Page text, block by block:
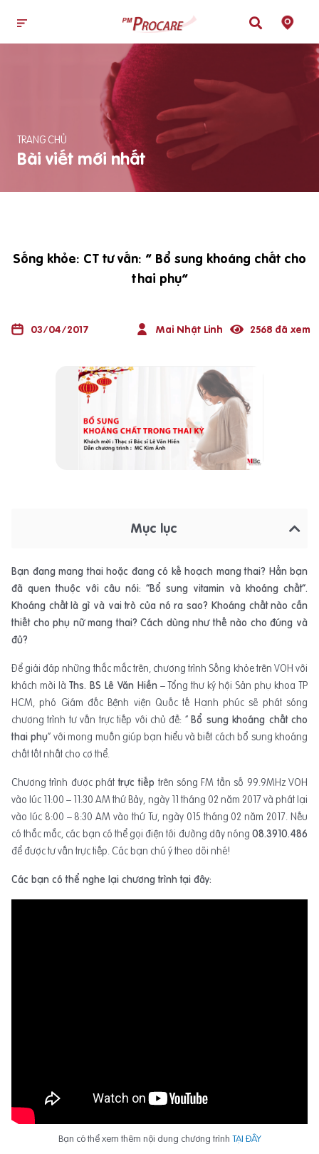
TRANG CHỦ
Bài viết mới nhất
Sống khỏe: CT tư vấn: “ Bổ sung khoáng chất cho
thai phụ”
03/04/2017 Mai Nhật Linh 2568 đã xem
Mục lục
Bạn đang mang thai hoặc đang có kế hoạch mang thai? Hẳn bạn
đã quen thuộc với câu nói: “Bổ sung vitamin và khoáng chất”.
Khoáng chất là gì và vai trò của nó ra sao? Khoáng chất nào cần
thiết cho phụ nữ mang thai? Cách dùng như thế nào cho đúng và
đủ?
Để giải đáp những thắc mắc trên, chương trình Sống khỏe trên VOH với
khách mời là Ths. BS Lê Văn Hiền– Tổng thư ký hội Sản phụ khoa TP
HCM, phó Giám đốc Bệnh viện Quốc tế Hạnh phúc sẽ phát sóng
chương trình tư vấn trực tiếp với chủ đề: “Bổ sung khoáng chất cho
thai phụ” với mong muốn giúp bạn hiểu và biết cách bổ sung khoáng
chất tốt nhất cho cơ thể.
Chương trình được pháttrực tiếp trên sóng FM tần số 99.9MHz VOH
vào lúc 11:00 – 11:30 AM thứ Bảy, ngày 11 tháng 02 năm 2017 và phát lại
vào lúc 8:00 – 8:30 AM vào thứ Tư, ngày 015 tháng 02 năm 2017. Nếu
có thắc mắc, các bạn có thể gọi điện tới đường dây nóng 08.3910.486
để được tư vấn trực tiếp. Các bạn chú ý theo dõi nhé!
Các bạn có thể nghe lại chương trình tại đây:
Bạn có thể xem thêm nội dung chương trình TẠI ĐÂY